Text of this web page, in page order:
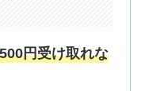
円受け取れな